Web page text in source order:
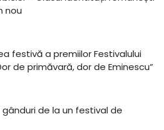
nou
festivă a premiilor Festivalului
de primăvară, dor de Eminescu”
gânduri de la un festival de